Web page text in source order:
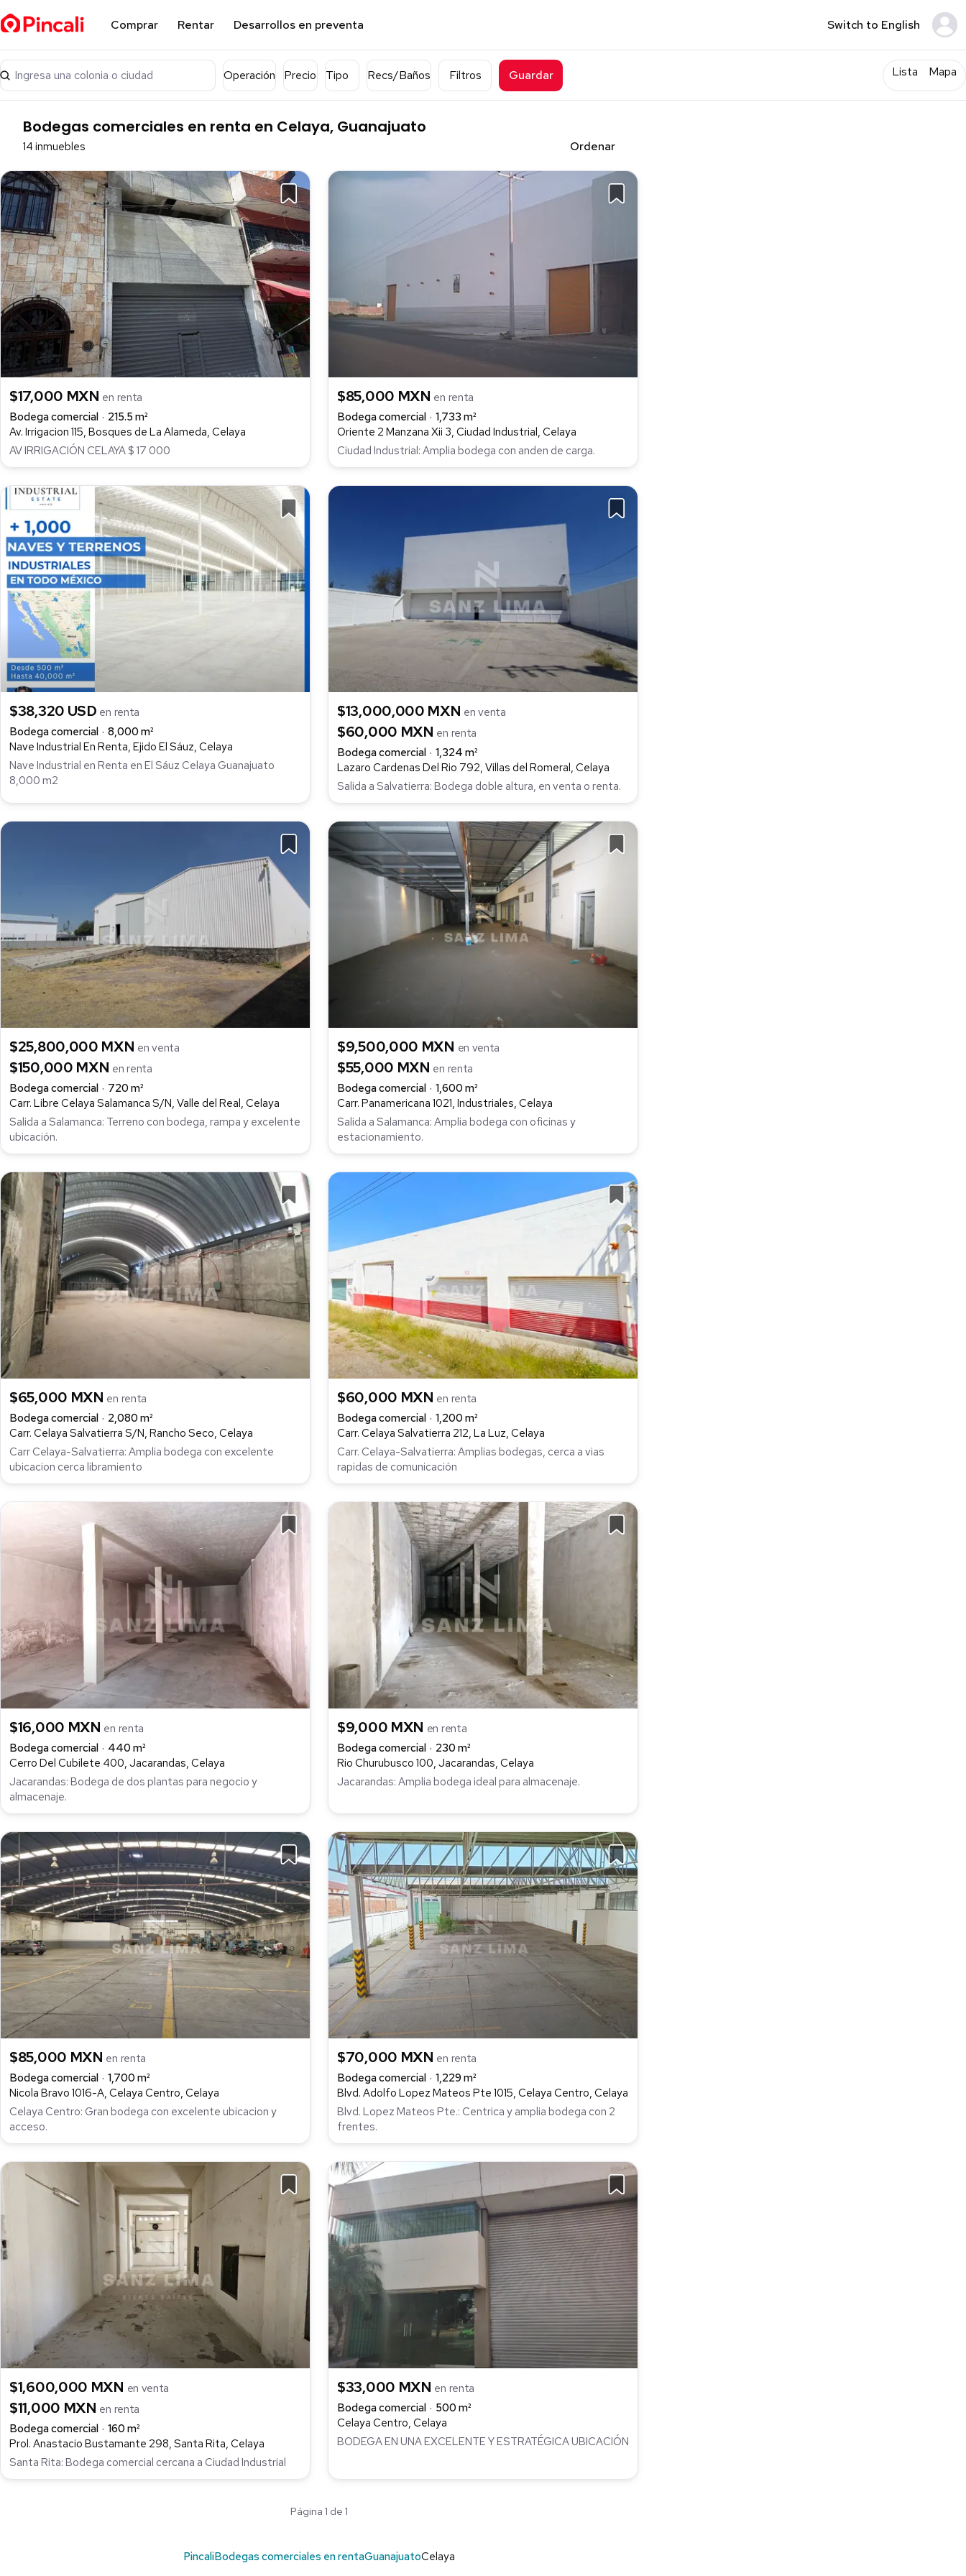
Comprar Rentar Desarrollos en preventa Switch to English
Ingresa una colonia o ciudad Operación Precio Tipo Recs/Baños Filtros Guardar Lista Mapa
Bodegas comerciales en renta en Celaya, Guanajuato
14 inmuebles Ordenar
$17,000 MXN en renta
Bodega comercial
215.5 m²
Av. Irrigacion 115, Bosques de La Alameda, Celaya
AV IRRIGACIÓN CELAYA $ 17 000
$85,000 MXN en renta
Bodega comercial
1,733 m²
Oriente 2 Manzana Xii 3, Ciudad Industrial, Celaya
Ciudad Industrial: Amplia bodega con anden de carga.
$38,320 USD en renta
Bodega comercial
8,000 m²
Nave Industrial En Renta, Ejido El Sáuz, Celaya
Nave Industrial en Renta en El Sáuz Celaya Guanajuato
8,000 m2
$13,000,000 MXN en venta
$60,000 MXN en renta
Bodega comercial
1,324 m²
Lazaro Cardenas Del Rio 792, Villas del Romeral, Celaya
Salida a Salvatierra: Bodega doble altura, en venta o renta.
$25,800,000 MXN en venta
$150,000 MXN en renta
Bodega comercial
720 m²
Carr. Libre Celaya Salamanca S/N, Valle del Real, Celaya
Salida a Salamanca: Terreno con bodega, rampa y excelente
ubicación.
$9,500,000 MXN en venta
$55,000 MXN en renta
Bodega comercial
1,600 m²
Carr. Panamericana 1021, Industriales, Celaya
Salida a Salamanca: Amplia bodega con oficinas y
estacionamiento.
$65,000 MXN en renta
Bodega comercial
2,080 m²
Carr. Celaya Salvatierra S/N, Rancho Seco, Celaya
Carr Celaya-Salvatierra: Amplia bodega con excelente
ubicacion cerca libramiento
$60,000 MXN en renta
Bodega comercial
1,200 m²
Carr. Celaya Salvatierra 212, La Luz, Celaya
Carr. Celaya-Salvatierra: Amplias bodegas, cerca a vias
rapidas de comunicación
$16,000 MXN en renta
Bodega comercial
440 m²
Cerro Del Cubilete 400, Jacarandas, Celaya
Jacarandas: Bodega de dos plantas para negocio y
almacenaje.
$9,000 MXN en renta
Bodega comercial
230 m²
Rio Churubusco 100, Jacarandas, Celaya
Jacarandas: Amplia bodega ideal para almacenaje.
$85,000 MXN en renta
Bodega comercial
1,700 m²
Nicola Bravo 1016-A, Celaya Centro, Celaya
Celaya Centro: Gran bodega con excelente ubicacion y
acceso.
$70,000 MXN en renta
Bodega comercial
1,229 m²
Blvd. Adolfo Lopez Mateos Pte 1015, Celaya Centro, Celaya
Blvd. Lopez Mateos Pte.: Centrica y amplia bodega con 2
frentes.
$1,600,000 MXN en venta
$11,000 MXN en renta
Bodega comercial
160 m²
Prol. Anastacio Bustamante 298, Santa Rita, Celaya
Santa Rita: Bodega comercial cercana a Ciudad Industrial
$33,000 MXN en renta
Bodega comercial
500 m²
Celaya Centro, Celaya
BODEGA EN UNA EXCELENTE Y ESTRATÉGICA UBICACIÓN
Página 1 de 1
PincaliBodegas comerciales en rentaGuanajuatoCelaya